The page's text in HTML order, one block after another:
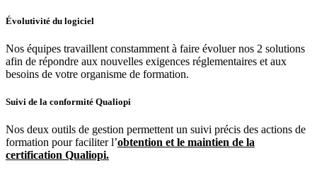
Évolutivité du logiciel
Nos équipes travaillent constamment à faire évoluer nos 2 solutions
afin de répondre aux nouvelles exigences réglementaires et aux
besoins de votre organisme de formation.
Suivi de la conformité Qualiopi
Nos deux outils de gestion permettent un suivi précis des actions de
formation pour faciliter l’obtention et le maintien de la
certification Qualiopi.